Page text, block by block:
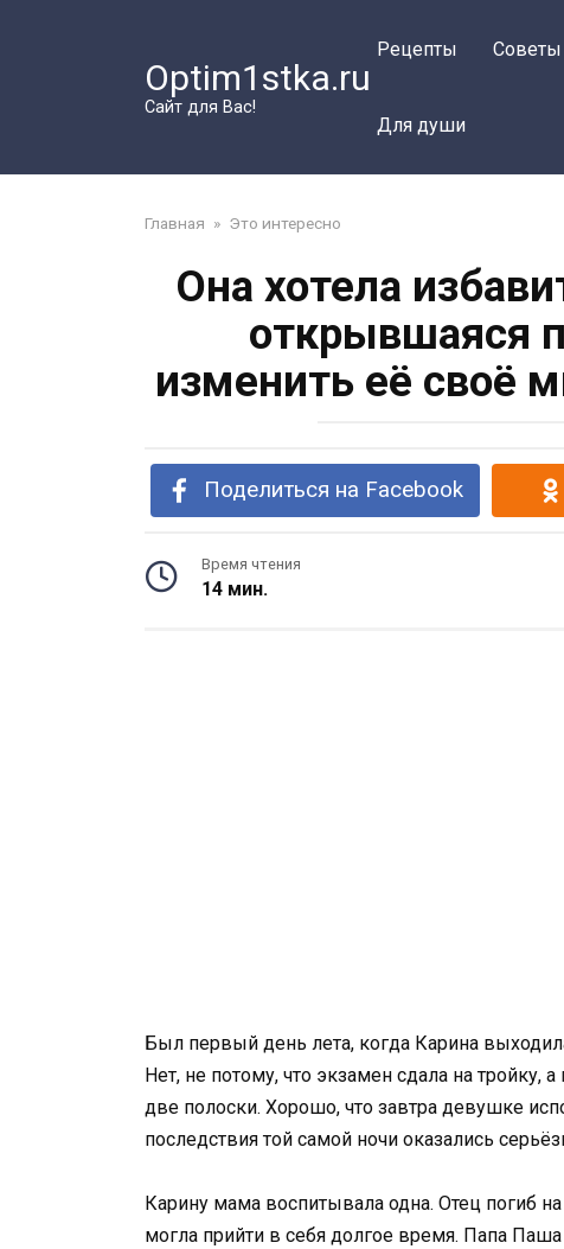
Optim1stka.ru
Сайт для Вас!
Рецепты Советы
Для души
Главная » Это интересно
Она хотела
открывшаяся
изменить её своё
Поделиться на Facebook
Время чтения
14 мин.
Был первый день лета, когда Карина
Нет, не потому, что экзамен сдала на тройку,
две полоски. Хорошо, что завтра девушке
последствия той самой ночи оказались
Карину мама воспитывала одна. Отец погиб
могла прийти в себя долгое время. Папа